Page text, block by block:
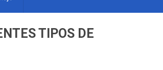
TIPOS DE